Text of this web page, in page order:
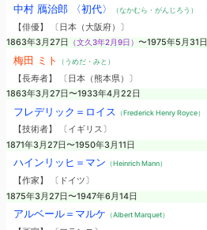
中村 鴈治郎 〈初代〉 （なかむら・がんじろう）
【俳優】 〔日本（大阪府）〕
1863年3月27日
（文久3年2月9日） 〜1975年5月31日
梅田 ミト （うめだ・みと）
【長寿者】 〔日本（熊本県）〕
1863年3月27日〜1933年4月22日
フレデリック＝ロイス （Frederick Henry Royce）
【技術者】 〔イギリス〕
1871年3月27日〜1950年3月11日
ハインリッヒ＝マン （Heinrich Mann）
【作家】 〔ドイツ〕
1875年3月27日〜1947年6月14日
アルベール＝マルケ （Albert Marquet）